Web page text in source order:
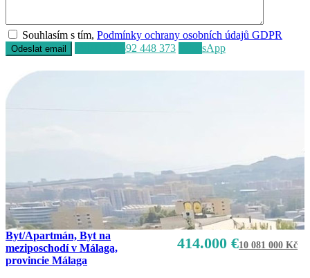
Souhlasím s tím,Podmínky ochrany osobních údajů GDPR
+34 692 448 373 WhatsApp
414.000 €10 081 000 Kč
Byt/Apartmán, Byt na
meziposchodí v Málaga,
provincie Málaga